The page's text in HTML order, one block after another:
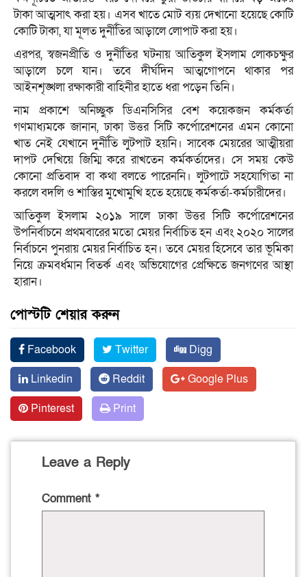
টাকা আত্মসাৎ করা হয়। এসব খাতে মোট ব্যয় দেখানো হয়েছে কোটি
কোটি টাকা, যা মূলত দুর্নীতির আড়ালে লোপাট করা হয়।
এরপর, স্বজনপ্রীতি ও দুর্নীতির ঘটনায় আতিকুল ইসলাম লোকচক্ষুর
আড়ালে চলে যান। তবে দীর্ঘদিন আত্মগোপনে থাকার পর
আইনশৃঙ্খলা রক্ষাকারী বাহিনীর হাতে ধরা পড়েন তিনি।
নাম প্রকাশে অনিচ্ছুক ডিএনসিসির বেশ কয়েকজন কর্মকর্তা
গণমাধ্যমকে জানান, ঢাকা উত্তর সিটি কর্পোরেশনের এমন কোনো
খাত নেই যেখানে দুর্নীতি লুটপাট হয়নি। সাবেক মেয়রের আত্মীয়রা
দাপট দেখিয়ে জিম্মি করে রাখতেন কর্মকর্তাদের। সে সময় কেউ
কোনো প্রতিবাদ বা কথা বলতে পারেননি। লুটপাটে সহযোগিতা না
করলে বদলি ও শাস্তির মুখোমুখি হতে হয়েছে কর্মকর্তা-কর্মচারীদের।
আতিকুল ইসলাম ২০১৯ সালে ঢাকা উত্তর সিটি কর্পোরেশনের
উপনির্বাচনে প্রথমবারের মতো মেয়র নির্বাচিত হন এবং ২০২০ সালের
নির্বাচনে পুনরায় মেয়র নির্বাচিত হন। তবে মেয়র হিসেবে তার ভূমিকা
নিয়ে ক্রমবর্ধমান বিতর্ক এবং অভিযোগের প্রেক্ষিতে জনগণের আস্থা
হারান।
পোস্টটি শেয়ার করুন
Facebook Twitter
Digg
Linkedin
Reddit
Google Plus
Pinterest
Print
Leave a Reply
Comment *